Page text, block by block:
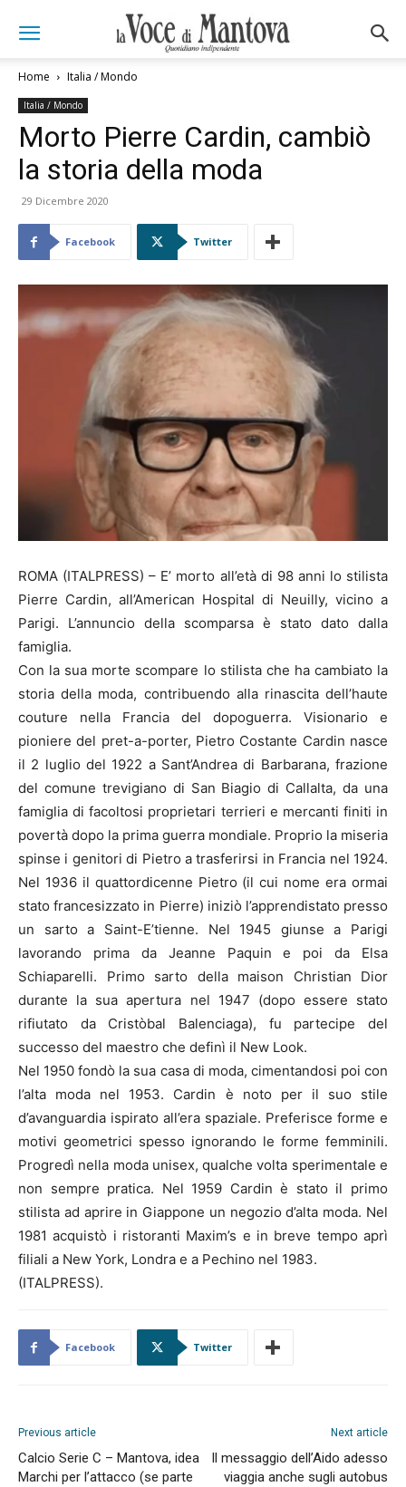
Home Italia / Mondo
Italia / Mondo
Morto Pierre Cardin, cambiò
la storia della moda
29 Dicembre 2020
Facebook Twitter
ROMA (ITALPRESS) – E’ morto all’età di 98 anni lo stilista
Pierre Cardin, all’American Hospital di Neuilly, vicino a
Parigi. L’annuncio della scomparsa è stato dato dalla
famiglia.
Con la sua morte scompare lo stilista che ha cambiato la
storia della moda, contribuendo alla rinascita dell’haute
couture nella Francia del dopoguerra. Visionario e
pioniere del pret-a-porter, Pietro Costante Cardin nasce
il 2 luglio del 1922 a Sant’Andrea di Barbarana, frazione
del comune trevigiano di San Biagio di Callalta, da una
famiglia di facoltosi proprietari terrieri e mercanti finiti in
povertà dopo la prima guerra mondiale. Proprio la miseria
spinse i genitori di Pietro a trasferirsi in Francia nel 1924.
Nel 1936 il quattordicenne Pietro (il cui nome era ormai
stato francesizzato in Pierre) iniziò l’apprendistato presso
un sarto a Saint-E’tienne. Nel 1945 giunse a Parigi
lavorando prima da Jeanne Paquin e poi da Elsa
Schiaparelli. Primo sarto della maison Christian Dior
durante la sua apertura nel 1947 (dopo essere stato
rifiutato da Cristòbal Balenciaga), fu partecipe del
successo del maestro che definì il New Look.
Nel 1950 fondò la sua casa di moda, cimentandosi poi con
l’alta moda nel 1953. Cardin è noto per il suo stile
d’avanguardia ispirato all’era spaziale. Preferisce forme e
motivi geometrici spesso ignorando le forme femminili.
Progredì nella moda unisex, qualche volta sperimentale e
non sempre pratica. Nel 1959 Cardin è stato il primo
stilista ad aprire in Giappone un negozio d’alta moda. Nel
1981 acquistò i ristoranti Maxim’s e in breve tempo aprì
filiali a New York, Londra e a Pechino nel 1983.
(ITALPRESS).
Facebook Twitter
Previous article
Calcio Serie C – Mantova, idea
Marchi per l’attacco (se parte
Next article
Il messaggio dell’Aido adesso
viaggia anche sugli autobus